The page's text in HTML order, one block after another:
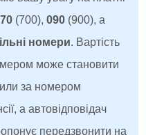
(700),090 (900), а
номери. Вартість
може становити
за номером
а автовідповідач
передзвонити на